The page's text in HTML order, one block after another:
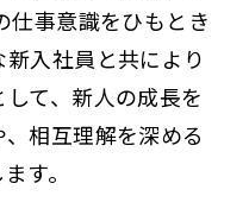
仕事意識をひもとき
入社員と共により
て、新人の成長を
相互理解を深める
す。